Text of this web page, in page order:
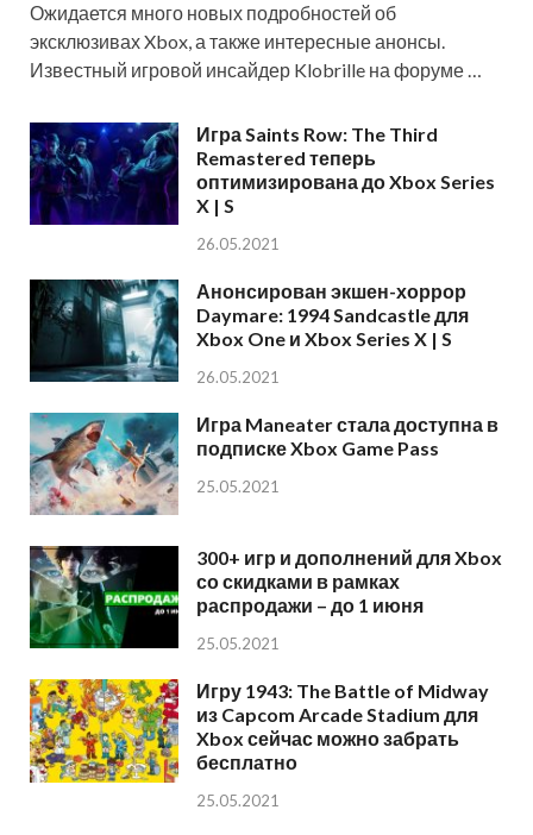
Ожидается много новых подробностей об
эксклюзивах Xbox, а также интересные анонсы.
Известный игровой инсайдер Klobrille на форуме …
Игра Saints Row: The Third
Remastered теперь
оптимизирована до Xbox Series
X | S
26.05.2021
Анонсирован экшен-хоррор
Daymare: 1994 Sandcastle для
Xbox One и Xbox Series X | S
26.05.2021
Игра Maneater стала доступна в
подписке Xbox Game Pass
25.05.2021
300+ игр и дополнений для Xbox
со скидками в рамках
распродажи – до 1 июня
25.05.2021
Игру 1943: The Battle of Midway
из Capcom Arcade Stadium для
Xbox сейчас можно забрать
бесплатно
25.05.2021